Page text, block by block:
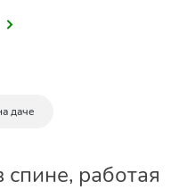
даче
работая